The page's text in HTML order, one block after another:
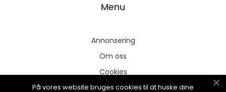
Menu
Annonsering
Om oss
Cookies
Kontakta oss
På vores website bruges cookies til at huske dine